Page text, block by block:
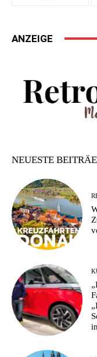
ANZEIGE
NEUESTE BEITRÄE